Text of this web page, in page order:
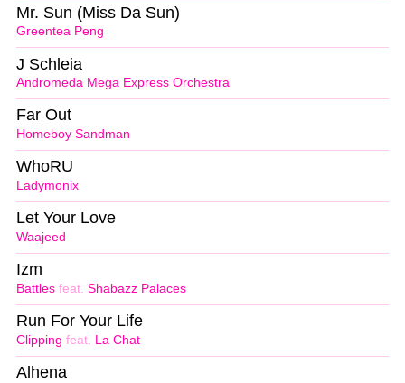
Greentea Peng
Mr. Sun (Miss Da Sun)
Andromeda Mega Express Orchestra
J Schleia
Homeboy Sandman
Far Out
Ladymonix
WhoRU
Waajeed
Let Your Love
Battles feat. Shabazz Palaces
Izm
Clipping feat. La Chat
Run For Your Life
Alhena